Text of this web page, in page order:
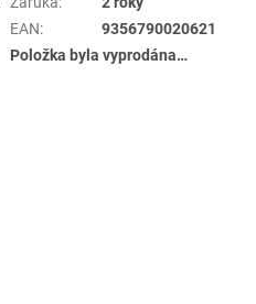
EAN:
9356790020621
Položka byla vyprodána…